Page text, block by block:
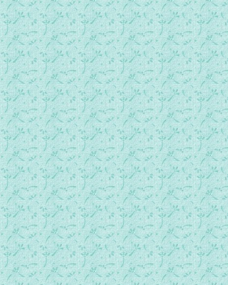
卷1-49 从诱惑中领受教训.mp3
卷1-50 诱惑考验个人的品德修养.mp3
卷1-51 诱惑的类别.mp3
卷1-52 祈祷是对付诱惑的第一良方.mp3
卷1-53 虚心聆教.mp3
卷1-54 相反信德的诱惑.mp3
卷1-55 信仰圣体.mp3
卷1-56 延误领圣体.mp3
卷1-57 失掉领圣体的机会.mp3
卷1-58 冷淡.mp3
卷1-59 补救冷淡的方法.mp3
卷1-60 恶念.mp3
卷1-61 恐惧.mp3
卷1-62 失望.mp3
卷1-63 空洞的希望.mp3
卷1-64 世俗的荣华.mp3